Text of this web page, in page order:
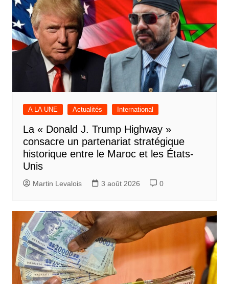
A LA UNE Actualités International
La « Donald J. Trump Highway »
consacre un partenariat stratégique
historique entre le Maroc et les États-
Unis
Martin Levalois 3 août 2026 0